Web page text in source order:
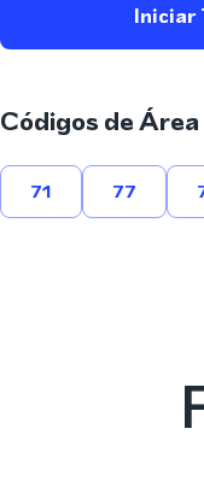
Iniciar
Códigos de
71 77